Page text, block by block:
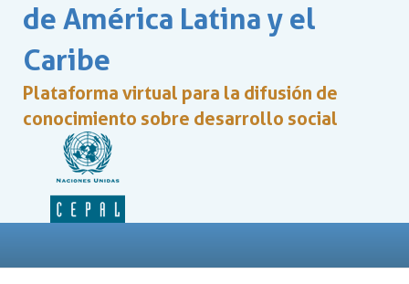
de América Latina y el
Caribe
Plataforma virtual para la difusión de
conocimiento sobre desarrollo social